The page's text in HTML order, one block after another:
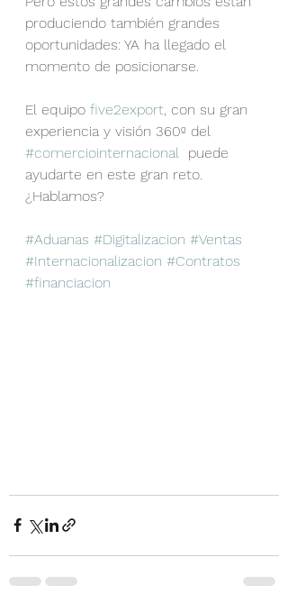
produciendo también grandes
oportunidades: YA ha llegado el
momento de posicionarse.
El equipo five2export, con su gran
experiencia y visión 360º del
#comerciointernacional
  puede
ayudarte en este gran reto.
¿Hablamos?
#Aduanas #Digitalizacion #Ventas
#Internacionalizacion #Contratos
#financiacion